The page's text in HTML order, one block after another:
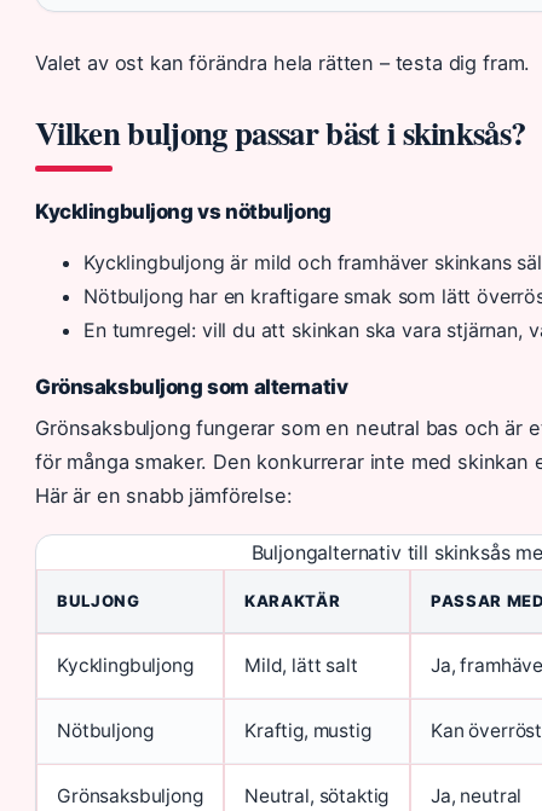
Valet av ost kan förändra hela rätten – testa dig fram.
Vilken buljong passar bäst i skinksås?
Kycklingbuljong vs nötbuljong
Kycklingbuljong är mild och framhäver skinkans
Nötbuljong har en kraftigare smak som lätt
En tumregel: vill du att skinkan ska vara stjärnan,
Grönsaksbuljong som alternativ
Grönsaksbuljong fungerar som en neutral bas och är
för många smaker. Den konkurrerar inte med skinkan
Här är en snabb jämförelse:
Buljongalternativ till skinksås
BULJONG KARAKTÄR PASSAR
Kycklingbuljong Mild, lätt salt Ja,
Nötbuljong Kraftig, mustig Kan
Grönsaksbuljong Neutral, sötaktig Ja, neutral